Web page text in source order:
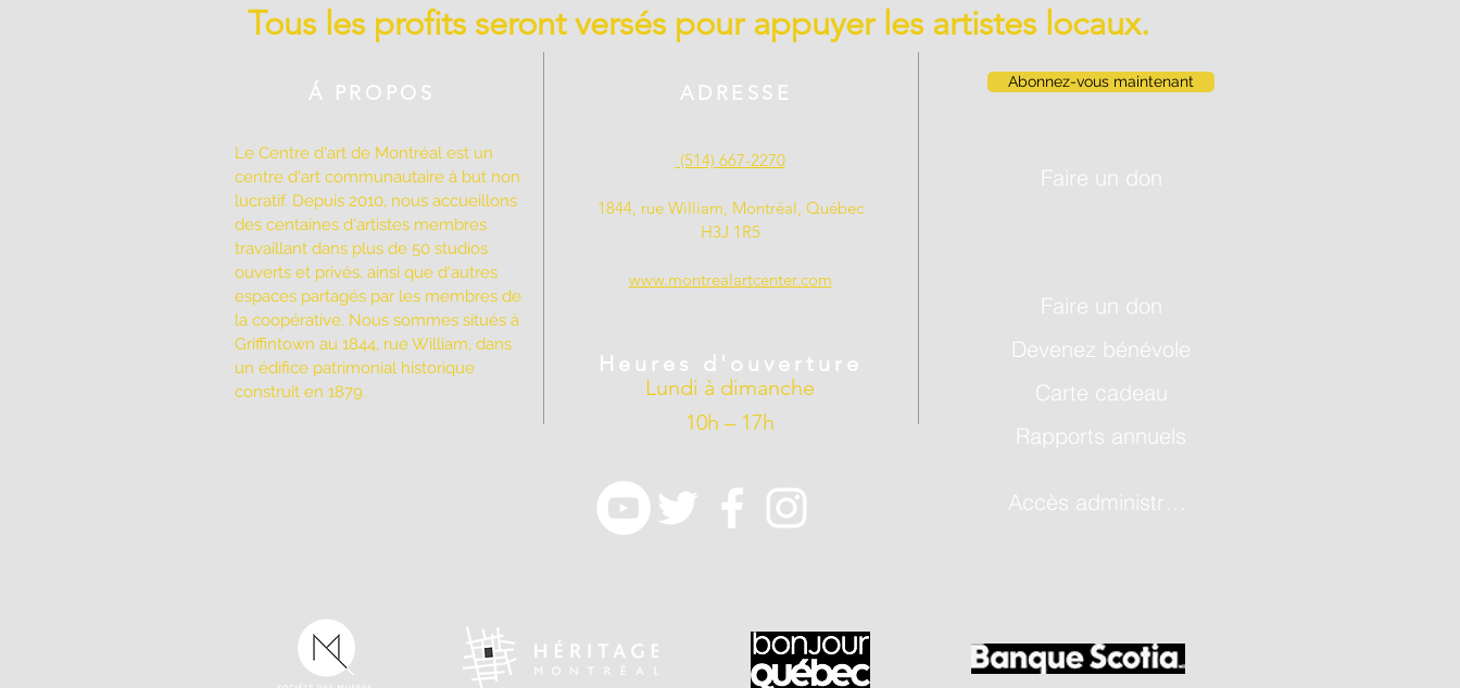
Á PROPOS
Le Centre d'art de Montréal est un
centre d'art communautaire à but non
lucratif. Depuis 2010, nous accueillons
des centaines d'artistes membres
travaillant dans plus de 50 studios
ouverts et privés, ainsi que d'autres
espaces partagés par les membres de
la coopérative. Nous sommes situés à
Griffintown au 1844, rue William, dans
un édifice patrimonial historique
construit en 1879.
ADRESSE
(514) 667-2270
1844, rue William, Montréal, Québec
H3J 1R5
www.montrealartcenter.com
Abonnez-vous maintenant
Tous les profits seront versés pour appuyer les artistes locaux.
Devenez bénévole
Faire un don
Carte cadeau
Heures d'ouverture
Lundi à dimanche
10h – 17h
Rapports annuels
Accès administrateur
Faire un don